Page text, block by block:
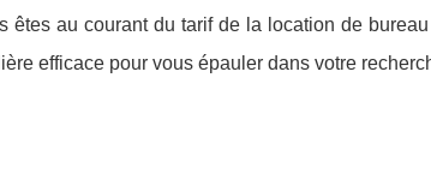
êtes au courant du tarif de la location de
efficace pour vous épauler dans votre